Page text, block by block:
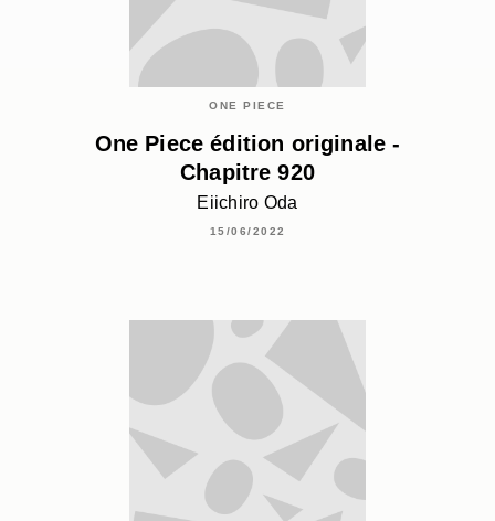
ONE PIECE
One Piece édition originale -
Chapitre 920
Eiichiro Oda
15/06/2022